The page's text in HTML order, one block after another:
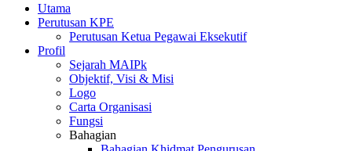
Utama
Perutusan KPE
Perutusan Ketua Pegawai Eksekutif
Profil
Sejarah MAIPk
Objektif, Visi & Misi
Logo
Carta Organisasi
Fungsi
Bahagian